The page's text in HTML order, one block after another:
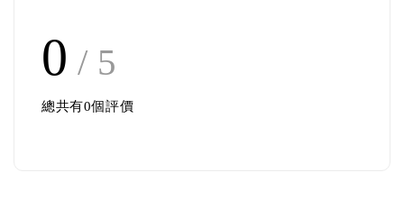
0 / 5
總共有0個評價